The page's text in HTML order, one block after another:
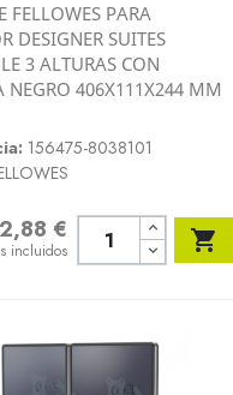
Vista rápida
FELLOWES PARA
DESIGNER SUITES
3 ALTURAS CON
NEGRO 406X111X244 MM
156475-8038101
€
incluidos 